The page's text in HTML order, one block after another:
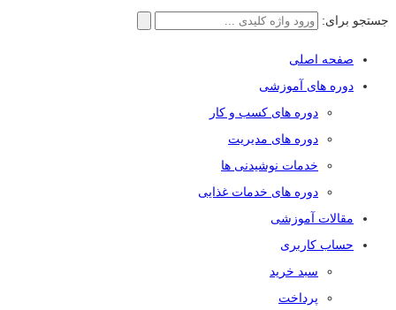
جستجو برای:
صفحه اصلی
دوره های آموزشی
دوره های کسب و کار
دوره های مدیریت
خدمات نوشیدنی ها
دوره های خدمات غذایی
مقالات آموزشی
حساب کاربری
سبد خرید
پرداخت